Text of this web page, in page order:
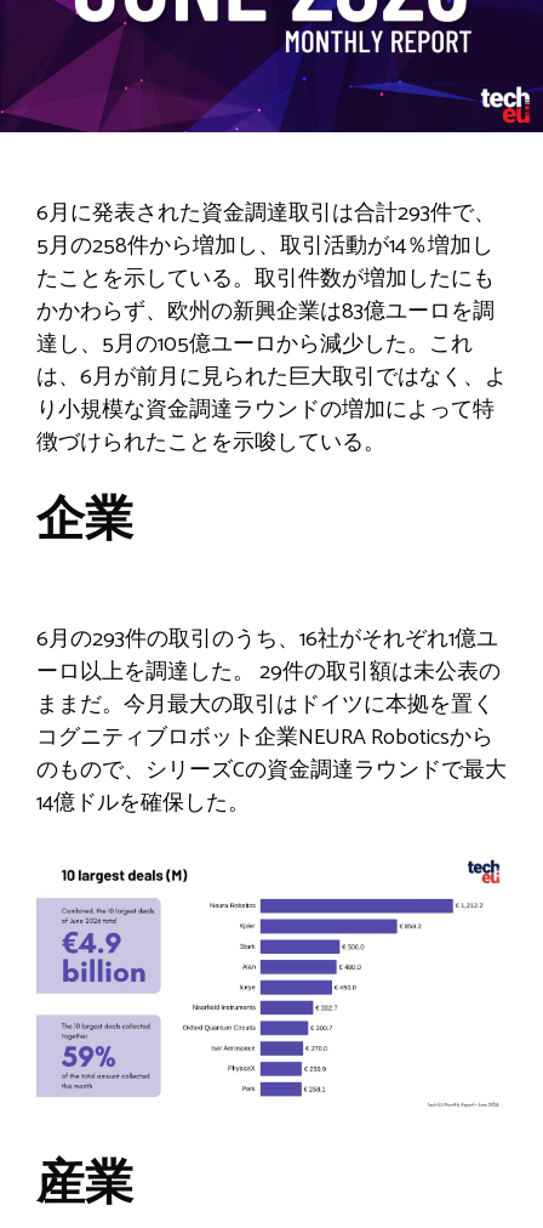
6月に発表された資金調達取引は合計293件で、
5月の258件から増加し、取引活動が14％増加し
たことを示している。取引件数が増加したにも
かかわらず、欧州の新興企業は83億ユーロを調
達し、5月の105億ユーロから減少した。これ
は、6月が前月に見られた巨大取引ではなく、よ
り小規模な資金調達ラウンドの増加によって特
徴づけられたことを示唆している。
企業
6月の293件の取引のうち、16社がそれぞれ1億ユ
ーロ以上を調達した。 29件の取引額は未公表の
ままだ。今月最大の取引はドイツに本拠を置く
コグニティブロボット企業NEURA Roboticsから
のもので、シリーズCの資金調達ラウンドで最大
14億ドルを確保した。
産業